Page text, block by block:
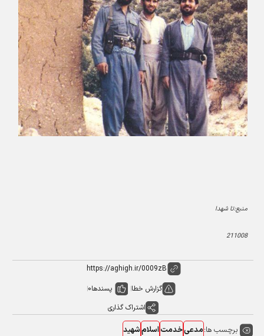
منبع:تا شهدا
211008
گزارش خطا پسندها0
اشتراک گذاری
برچسب ها:مدعیخدمتاسلامشهید